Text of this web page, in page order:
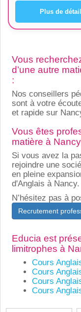
Plus de
Vous
d’une autre
:
Nos conseillers
sont à votre
et rapide sur
Vous êtes
matière à
Si vous avez la
rejoindre une
en pleine
d'Anglais à Nancy.
N’hésitez pas à
Recrutement
Educia est
limitrophes à
Cours
Cours
Cours
Cours